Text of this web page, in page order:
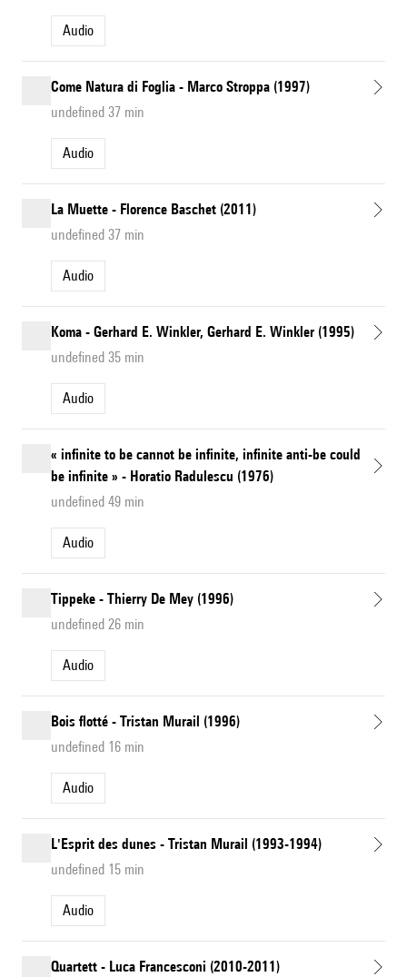
Audio
Come Natura di Foglia - Marco Stroppa (1997)
undefined 37 min
Audio
La Muette - Florence Baschet (2011)
undefined 37 min
Audio
Koma - Gerhard E. Winkler, Gerhard E. Winkler (1995)
undefined 35 min
Audio
« infinite to be cannot be infinite, infinite anti-be could
be infinite » - Horatio Radulescu (1976)
undefined 49 min
Audio
Tippeke - Thierry De Mey (1996)
undefined 26 min
Audio
Bois flotté - Tristan Murail (1996)
undefined 16 min
Audio
L'Esprit des dunes - Tristan Murail (1993-1994)
undefined 15 min
Audio
Quartett - Luca Francesconi (2010-2011)